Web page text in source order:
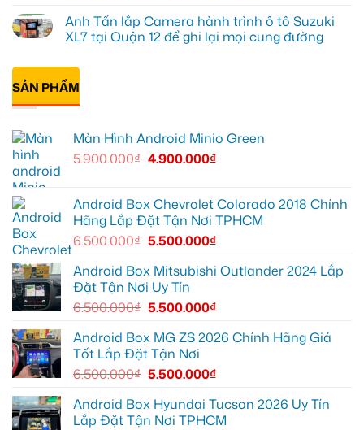
Quận
12
Minio
Green
cho
Quận
9
vì
thiếu
ích
lắp
Android
box
Quận
1,
nâng
bình
luận
ở
bi
gầm
ô
Ford
Everest
tại
ánh
sáng
tốt
Anh Tấn lắp Camera hành trình ô tô Suzuki
XL7 tại Quận 12 để ghi lại mọi cung đường
có
luận
ở
Anh
Camera
trình
XL7
tại
Quận
để
ghi
mọi
cung
đường
SẢN PHẨM
Màn Hình Android Minio Green
5.900.000₫ 4.900.000₫
Android Box Chevrolet Colorado 2018 Chính
Hãng Lắp Đặt Tận Nơi TPHCM
6.500.000₫ 5.500.000₫
Android Box Mitsubishi Outlander 2024 Lắp
Đặt Tận Nơi Uy Tín
6.500.000₫ 5.500.000₫
Android Box MG ZS 2026 Chính Hãng Giá
Tốt Lắp Đặt Tận Nơi
6.500.000₫ 5.500.000₫
Android Box Hyundai Tucson 2026 Uy Tín
Lắp Đặt Tận Nơi TPHCM